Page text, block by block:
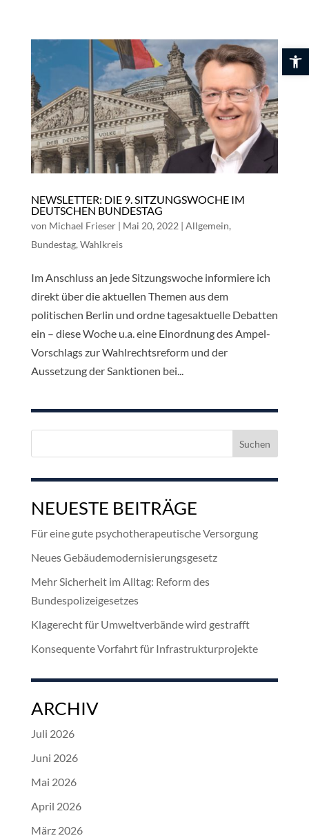
NEWSLETTER: DIE 9. SITZUNGSWOCHE IM
DEUTSCHEN BUNDESTAG
von Michael Frieser| Mai 20, 2022 | Allgemein,
Bundestag, Wahlkreis
Im Anschluss an jede Sitzungswoche informiere ich
direkt über die aktuellen Themen aus dem
politischen Berlin und ordne tagesaktuelle Debatten
ein – diese Woche u.a. eine Einordnung des Ampel-
Vorschlags zur Wahlrechtsreform und der
Aussetzung der Sanktionen bei...
NEUESTE BEITRÄGE
Für eine gute psychotherapeutische Versorgung
Neues Gebäudemodernisierungsgesetz
Mehr Sicherheit im Alltag: Reform des
Bundespolizeigesetzes
Klagerecht für Umweltverbände wird gestrafft
Konsequente Vorfahrt für Infrastrukturprojekte
ARCHIV
Juli 2026
Juni 2026
Mai 2026
April 2026
März 2026